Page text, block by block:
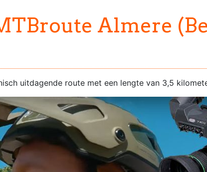
Almere
uitdagende route met een lengte van 3,5